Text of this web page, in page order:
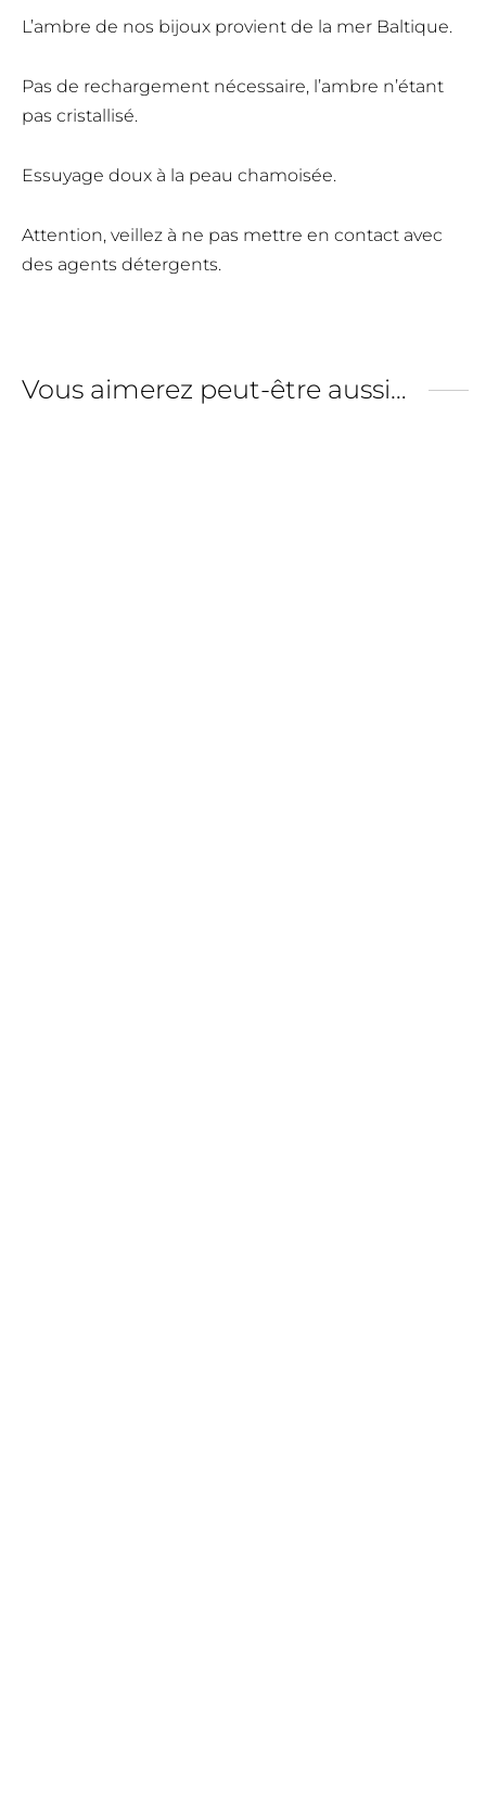
L’ambre de nos bijoux provient de la mer Baltique.
Pas de rechargement nécessaire, l’ambre n’étant
pas cristallisé.
Essuyage doux à la peau chamoisée.
Attention, veillez à ne pas mettre en contact avec
des agents détergents.
Vous aimerez peut-être aussi…